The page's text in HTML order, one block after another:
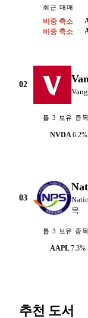
최근 매매
비중 축소
비중 축소
02
톱 3 보유 종목
NVDA 6.2%
03
목
톱 3 보유 종목
AAPL 7.3%
추천 도서